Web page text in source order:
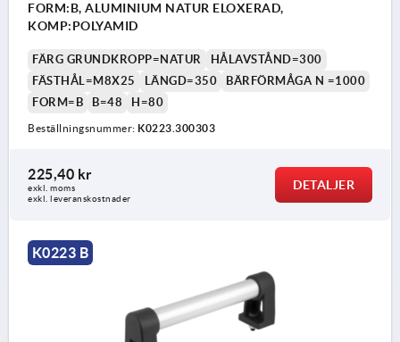
FORM:B, ALUMINIUM NATUR ELOXERAD,
KOMP:POLYAMID
FÄRG GRUNDKROPP=NATUR
HÅLAVSTÅND=300
FÄSTHÅL=M8X25
LÄNGD=350
BÄRFÖRMÅGA N =1000
FORM=B
B=48 H=80
Beställningsnummer: K0223.300303
225,40 kr
exkl. moms
exkl. leveranskostnader
DETALJER
K0223 B